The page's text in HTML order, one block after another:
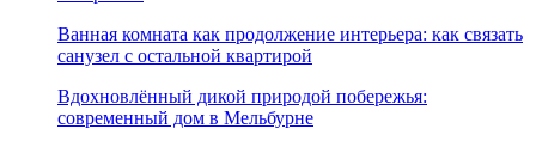
Ванная комната как продолжение интерьера: как связать
санузел с остальной квартирой
Вдохновлённый дикой природой побережья:
современный дом в Мельбурне